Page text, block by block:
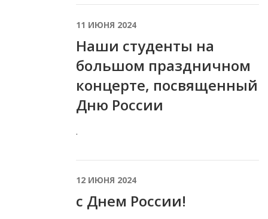
11 ИЮНЯ 2024
Наши студенты на
большом праздничном
концерте, посвященный
Дню России
.
12 ИЮНЯ 2024
с Днем России!